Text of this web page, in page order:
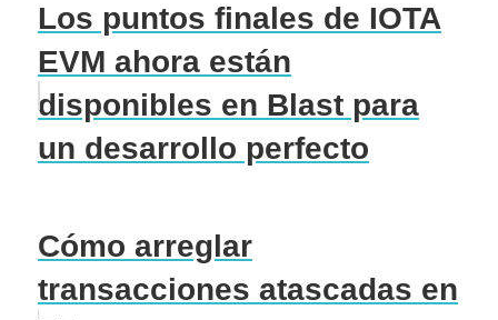
Los puntos finales de IOTA
EVM ahora están
disponibles en Blast para
un desarrollo perfecto
Cómo arreglar
transacciones atascadas en